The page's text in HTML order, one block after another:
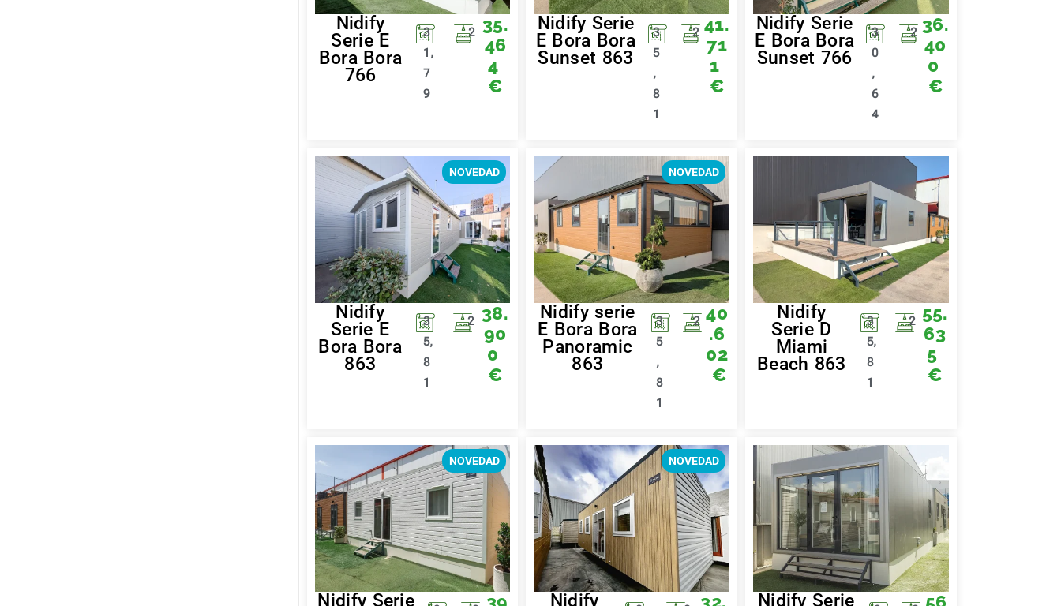
Nidify
Serie E
Bora Bora
766
3
1,
7
9
2 35.
46
4
€
Nidify Serie
E Bora Bora
Sunset 863
3
5
,
8
1
2 41.
71
1
€
Nidify Serie
E Bora Bora
Sunset 766
3
0
,
6
4
2 36.
40
0
€
NOVEDAD
Nidify
Serie E
Bora Bora
863
3
5,
8
1
2 38.
90
0
€
NOVEDAD
Nidify serie
E Bora Bora
Panoramic
863
3
5
,
8
1
2 40
.6
02
€
Nidify
Serie D
Miami
Beach 863
3
5,
8
1
2 55.
63
5
€
NOVEDAD
Nidify Serie
39
NOVEDAD
Nidify
32.
Nidify Serie
56